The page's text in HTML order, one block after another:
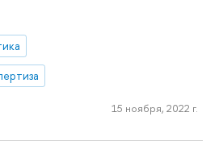
15 ноября, 2022 г.